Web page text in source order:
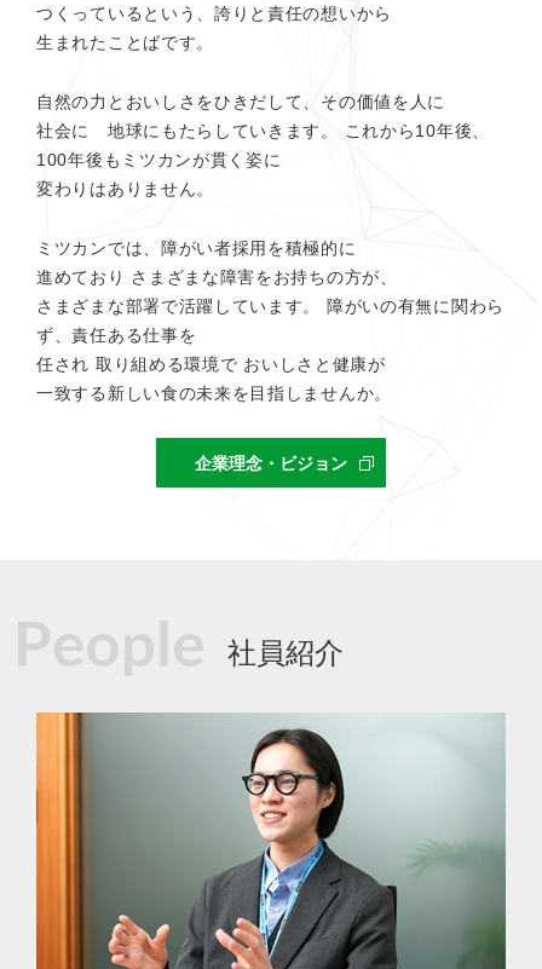
つくっているという、誇りと責任の想いから
生まれたことばです。
自然の力とおいしさをひきだして、その価値を人に
社会に 地球にもたらしていきます。
これから10年後、
100年後もミツカンが貫く姿に
変わりはありません。
ミツカンでは、障がい者採用を積極的に
進めており さまざまな障害をお持ちの方が、
さまざまな部署で活躍しています。
障がいの有無に関わら
ず、責任ある仕事を
任され 取り組める環境で おいしさと健康が
一致する新しい食の未来を目指しませんか。
企業理念・ビジョン
社員紹介